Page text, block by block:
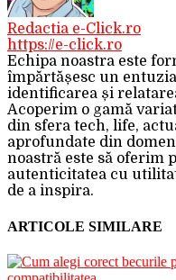
Redactia e-Click.ro
https://e-click.ro
Echipa noastra este
împărtășesc un
identificarea și
Acoperim o gamă
din sfera tech, life,
aprofundate din
noastră este să oferim
autenticitatea cu
de a inspira.
ARTICOLE SIMILARE